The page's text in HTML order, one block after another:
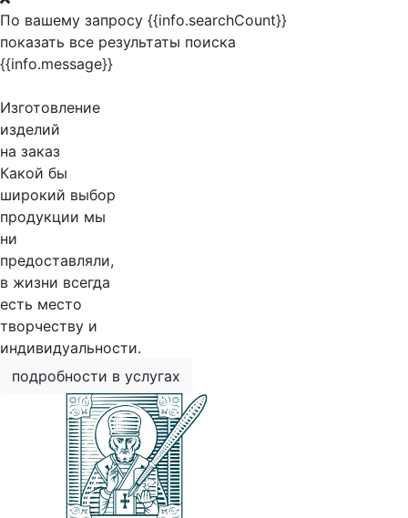
По вашему запросу {{info.searchCount}}
показать все результаты поиска
{{info.message}}
Изготовление
изделий
на заказ
Какой бы
широкий выбор
продукции мы
ни
предоставляли,
в жизни всегда
есть место
творчеству и
индивидуальности.
подробности в услугах